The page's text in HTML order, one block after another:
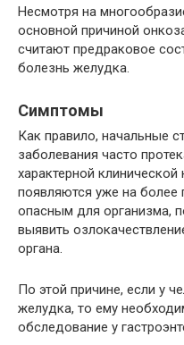
Несмотря на
основной причиной
считают предраковое
болезнь желудка.
Симптомы
Как правило, начальные
заболевания часто
характерной
появляются уже на более
опасным для организма,
выявить
органа.
По этой причине, если у
желудка, то ему
обследование у